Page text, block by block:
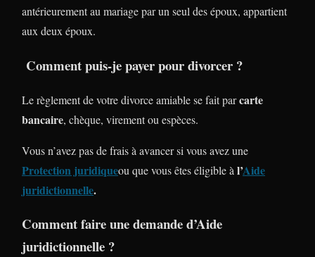
antérieurement au mariage par un seul des époux, appartient
aux deux époux.
Comment puis-je payer pour divorcer ?
Le règlement de votre divorce amiable se fait parcarte
bancaire, chèque, virement ou espèces.
Vous n’avez pas de frais à avancer si vous avez une
Protection juridiqueou que vous êtes éligible à l’Aide
juridictionnelle.
Comment faire une demande d’Aide
juridictionnelle ?